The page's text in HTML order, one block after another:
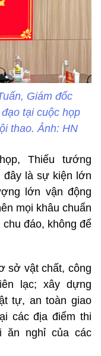
Giám đốc
tại cuộc họp
thao. Ảnh: HN
Thiếu tướng
đây là sự kiện lớn
lớn vận động
mọi khâu chuẩn
đáo, không để
sở vật chất, công
lạc; xây dựng
tự, an toàn giao
các địa điểm thi
ăn nghỉ của các